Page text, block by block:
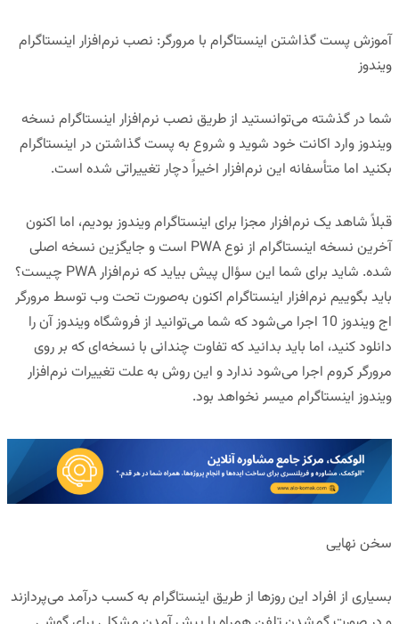
آموزش پست گذاشتن اینستاگرام با مرورگر: نصب نرم‌افزار اینستاگرام
ویندوز
شما در گذشته می‌توانستید از طریق نصب نرم‌افزار اینستاگرام نسخه
ویندوزوارد اکانت خود شوید و شروع به پست گذاشتن در اینستاگرام
بکنید اما متأسفانه این نرم‌افزار اخیراً دچار تغییراتی شده است.
قبلاً شاهد یک نرم‌افزار مجزا برای اینستاگرام ویندوز بودیم، اما اکنون
آخرین نسخه‌ اینستاگرام از نوع PWA است و جایگزین نسخه اصلی
شده. شاید برای شما این سؤال پیش بیاید که نرم‌افزار PWA چیست؟
باید بگوییم نرم‌افزار اینستاگرام اکنون به‌صورت تحت وب توسط مرورگر
اج ویندوز 10 اجرا می‌شود که شما می‌توانید از فروشگاه ویندوز آن را
دانلود کنید، اما باید بدانید که تفاوت چندانی با نسخه‌ای که بر روی
مرورگر کروم اجرا می‌شود ندارد و این روش به علت تغییرات نرم‌افزار
ویندوز اینستاگرام میسر نخواهد بود.
سخن نهایی
بسیاری از افراد این روزها از طریق اینستاگرام به کسب درآمد می‌پردازند